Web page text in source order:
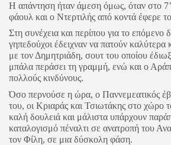
Η απάντηση ήταν άμεση όμως, όταν στο
φάουλ και ο Ντερτιλής από κοντά έφερε
Στη συνέχεια και περίπου για το επόμενο
γηπεδούχοι έδειχναν να πατούν καλύτερα
με τον Δημητριάδη, σουτ του οποίου
μπάλα περάσει τη γραμμή, ενώ και ο
πολλούς κινδύνους.
Όσο περνούσε η ώρα, ο Παννεμεατικός
του, οι Κριαράς και Τσιωτάκης στο χώρο
καλή δουλειά και μάλιστα υπάρχουν
καταλογισμό πέναλτι σε ανατροπή του
τον Φίλη, σε μια δύσκολη φάση.